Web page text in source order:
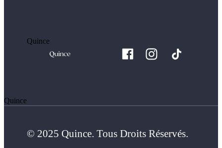
Quince
Quince
© 2025 Quince. Tous Droits Réservés.